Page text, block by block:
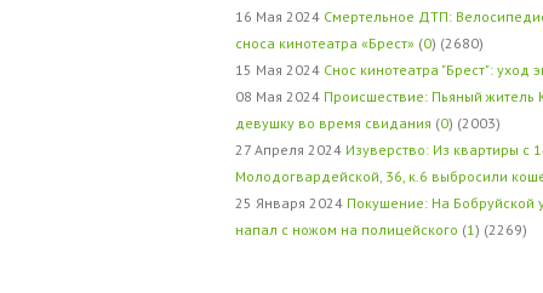
16 Мая 2024 Смертельное ДТП:
сноса кинотеатра «Брест» (0) (2680)
15 Мая 2024 Снос кинотеатра "Брест": уход
08 Мая 2024 Происшествие: Пьяный житель
девушку во время свидания (0) (2003)
27 Апреля 2024 Изуверство: Из квартиры с
Молодогвардейской, 36, к.6 выбросили
25 Января 2024 Покушение: На Бобруйской
напал с ножом на полицейского (1 ) (2269)